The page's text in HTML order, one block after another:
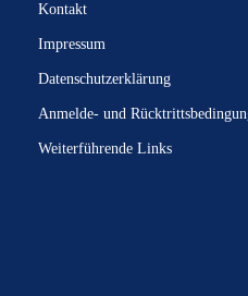
Kontakt
Impressum
Datenschutzerklärung
Anmelde- und
Weiterführende Links